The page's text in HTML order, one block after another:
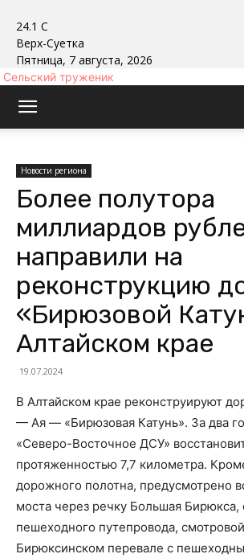
24.1 C
Верх-Суетка
Пятница, 7 августа, 2026
Сельский труженик
Новости региона
Более полутора
миллиардов
направили на
реконструкцию
«Бирюзовой
Алтайском крае
19.07.2024
В Алтайском крае реконструируют
— Ая — «Бирюзовая Катунь». За два
«Северо-Восточное ДСУ»
протяженностью 7,7 километра.
дорожного полотна, предусмотрено
моста через речку Большая Бирюкса,
пешеходного путепровода,
Бирюксинском перевале с